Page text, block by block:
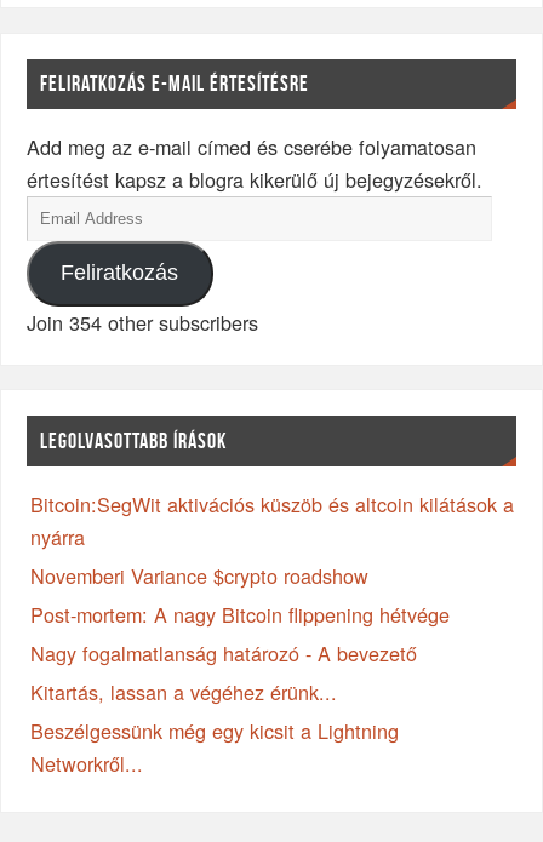
FELIRATKOZÁS E-MAIL ÉRTESÍTÉSRE
Add meg az e-mail címed és cserébe folyamatosan
értesítést kapsz a blogra kikerülő új bejegyzésekről.
Feliratkozás
Join 354 other subscribers
LEGOLVASOTTABB ÍRÁSOK
Bitcoin:SegWit aktivációs küszöb és altcoin kilátások a
nyárra
Novemberi Variance $crypto roadshow
Post-mortem: A nagy Bitcoin flippening hétvége
Nagy fogalmatlanság határozó - A bevezető
Kitartás, lassan a végéhez érünk...
Beszélgessünk még egy kicsit a Lightning
Networkről...